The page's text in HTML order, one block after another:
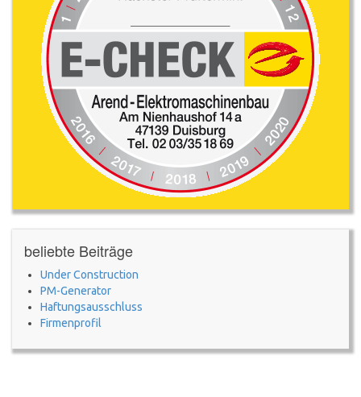
beliebte Beiträge
Under Construction
PM-Generator
Haftungsausschluss
Firmenprofil